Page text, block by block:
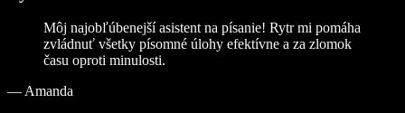
Môj najobľúbenejší asistent na písanie! Rytr mi pomáha
zvládnuť všetky písomné úlohy efektívne a za zlomok
času oproti minulosti.
— Amanda